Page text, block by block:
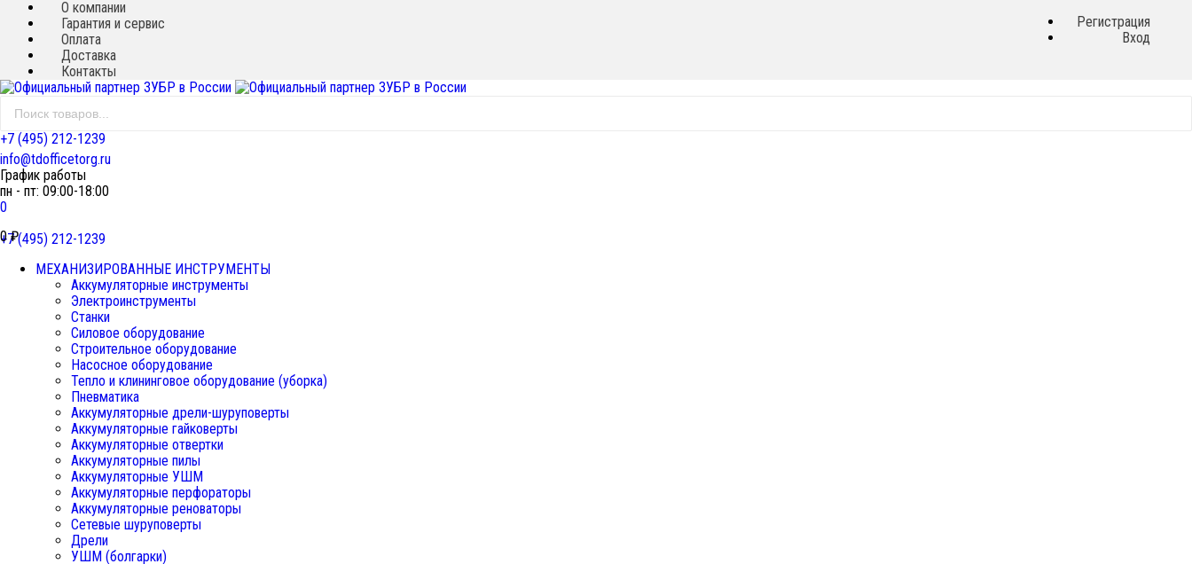
О компании
Гарантия и сервис
Оплата
Доставка
Контакты
Регистрация
Вход
+7 (495) 212-1239
info@tdofficetorg.ru
График работы
пн - пт: 09:00-18:00
0
0₽
+7 (495) 212-1239
МЕХАНИЗИРОВАННЫЕ ИНСТРУМЕНТЫ
Аккумуляторные инструменты
Электроинструменты
Станки
Силовое оборудование
Строительное оборудование
Насосное оборудование
Тепло и клининговое оборудование (уборка)
Пневматика
Аккумуляторные дрели-шуруповерты
Аккумуляторные гайковерты
Аккумуляторные отвертки
Аккумуляторные пилы
Аккумуляторные УШМ
Аккумуляторные перфораторы
Аккумуляторные реноваторы
Сетевые шуруповерты
Дрели
УШМ (болгарки)